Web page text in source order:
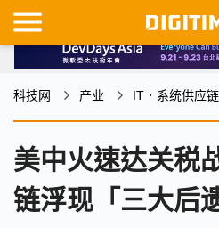
科技网 产业 IT．系统供应链
美中火速达关
链浮现「三大后